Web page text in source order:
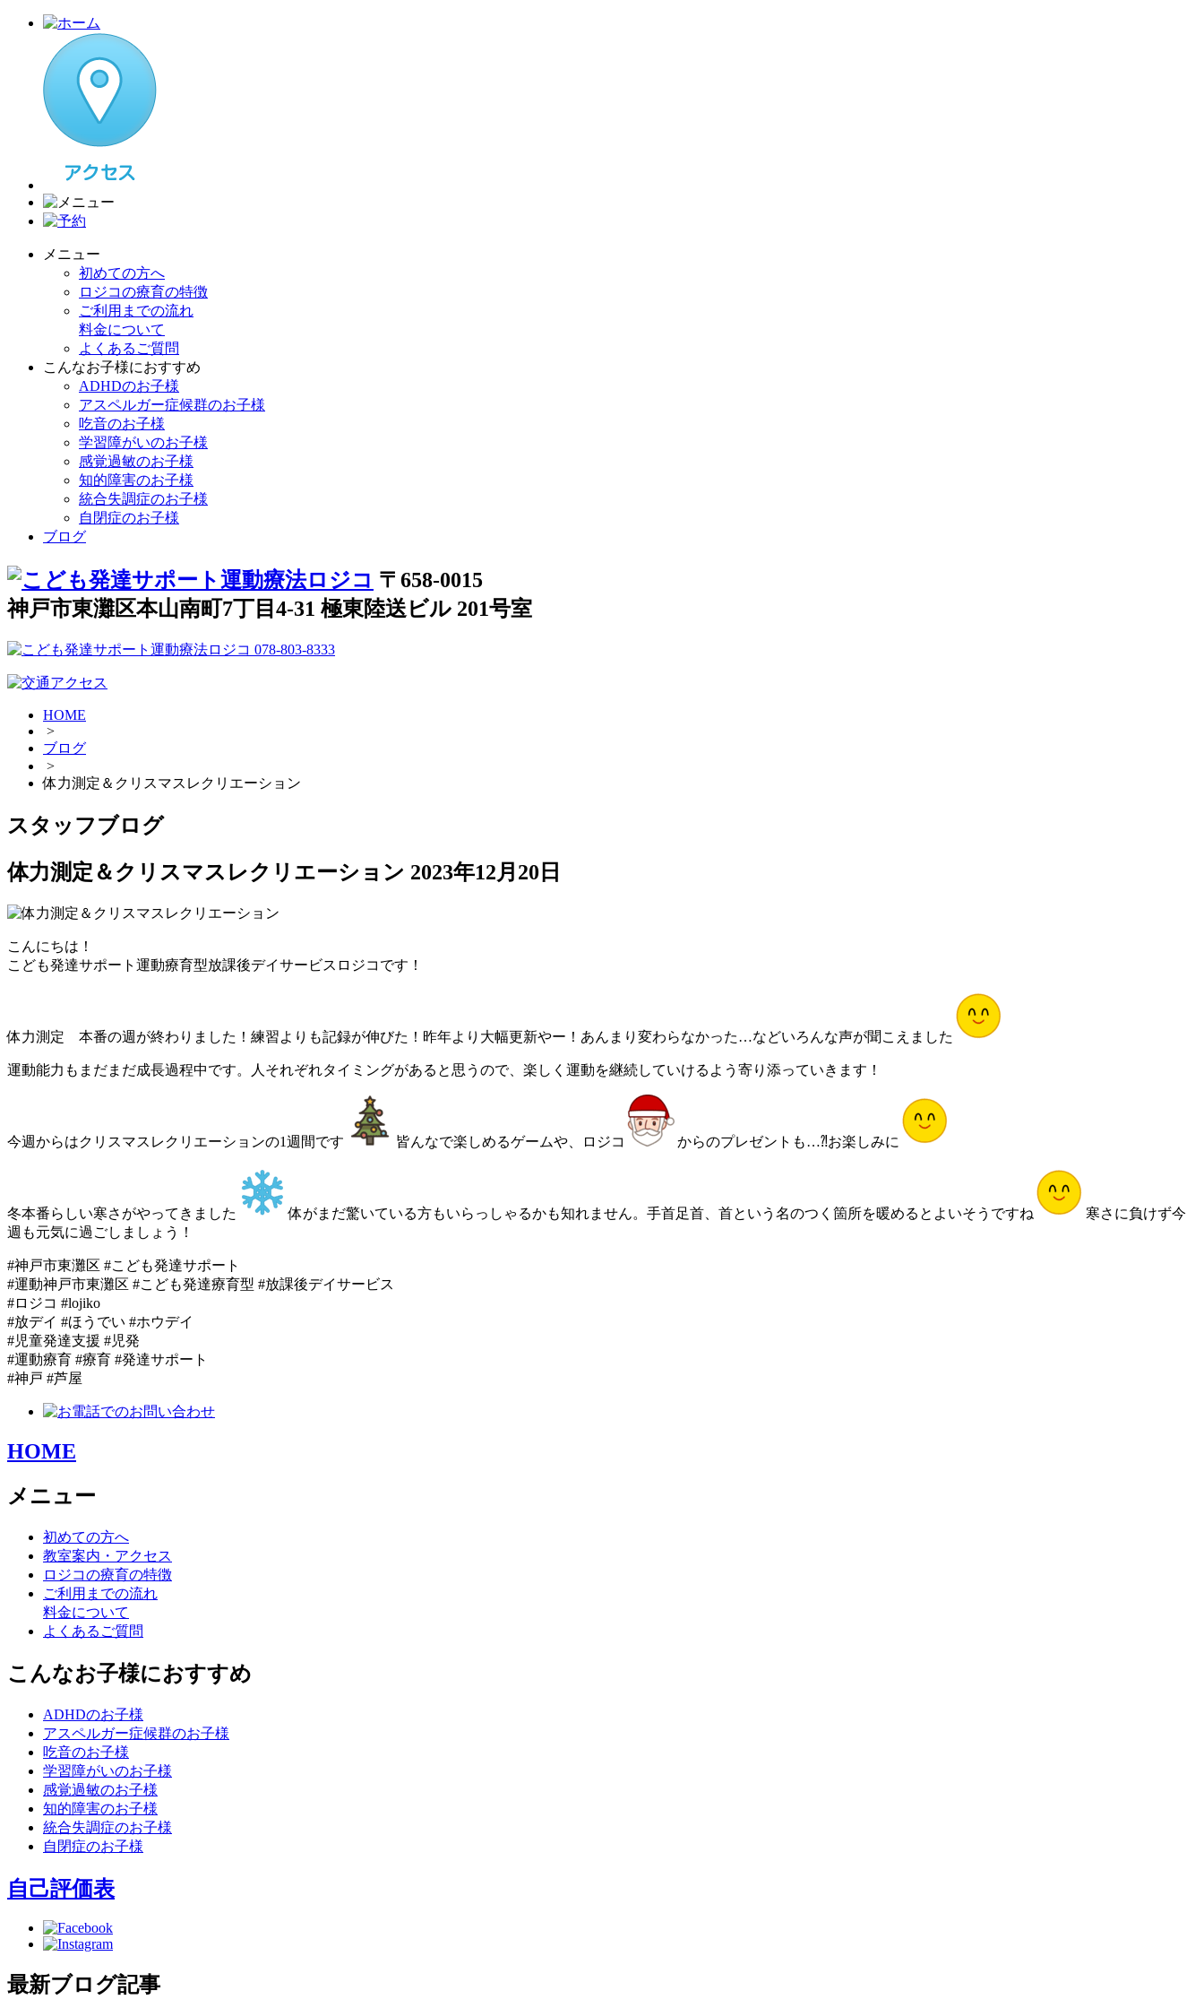
メニュー
初めての方へ
ロジコの療育の特徴
ご利用までの流れ
料金について
よくあるご質問
こんなお子様におすすめ
ADHDのお子様
アスペルガー症候群のお子様
吃音のお子様
学習障がいのお子様
感覚過敏のお子様
知的障害のお子様
統合失調症のお子様
自閉症のお子様
ブログ
〒658-0015
神戸市東灘区本山南町7丁目4-31 極東陸送ビル 201号室
HOME
>
ブログ
>
体力測定＆クリスマスレクリエーション
スタッフブログ
体力測定＆クリスマスレクリエーション 2023年12月20日
こんにちは！
こども発達サポート運動療育型放課後デイサービスロジコです！
体力測定 本番の週が終わりました！練習よりも記録が伸びた！昨年より大幅更新やー！あんまり変わらなかった…などいろんな声が聞こえました
運動能力もまだまだ成長過程中です。人それぞれタイミングがあると思うので、楽しく運動を継続していけるよう寄り添っていきます！
今週からはクリスマスレクリエーションの1週間です 皆んなで楽しめるゲームや、ロジコ からのプレゼントも…⁈お楽しみに
冬本番らしい寒さがやってきました 体がまだ驚いている方もいらっしゃるかも知れません。手首足首、首という名のつく箇所を暖めるとよいそうですね
寒さに負けず今
週も元気に過ごしましょう！
#神戸市東灘区 #こども発達サポート
#運動神戸市東灘区 #こども発達療育型 #放課後デイサービス
#ロジコ #lojiko
#放デイ #ほうでい #ホウデイ
#児童発達支援 #児発
#運動療育 #療育 #発達サポート
#神戸 #芦屋
HOME
メニュー
初めての方へ
教室案内・アクセス
ロジコの療育の特徴
ご利用までの流れ
料金について
よくあるご質問
こんなお子様におすすめ
ADHDのお子様
アスペルガー症候群のお子様
吃音のお子様
学習障がいのお子様
感覚過敏のお子様
知的障害のお子様
統合失調症のお子様
自閉症のお子様
自己評価表
最新ブログ記事